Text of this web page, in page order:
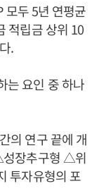
모두 5년 연평균
적립금 상위 10
.
는 요인 중 하나
의 연구 끝에 개
장추구형 △위
투자유형의 포